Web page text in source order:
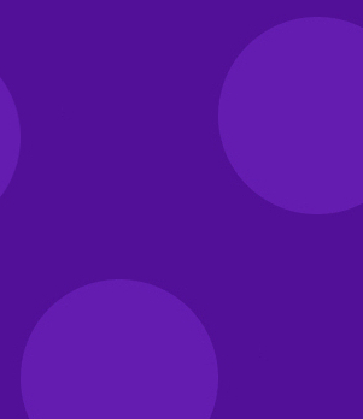
torte
in gel
spray
in polvere